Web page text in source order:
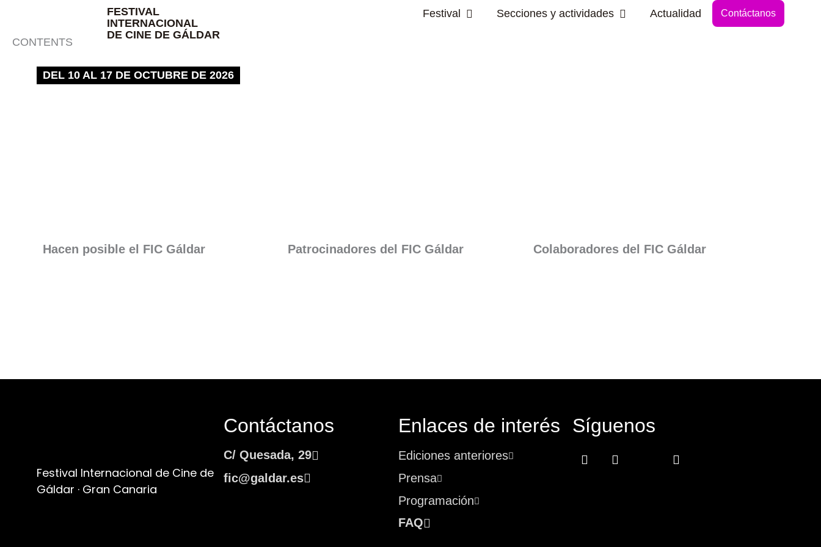
contenido
FESTIVAL
INTERNACIONAL
DE CINE DE GÁLDAR
DEL 10 AL 17 DE OCTUBRE DE 2026
Festival Abrir FestivalSecciones y actividades Abrir Secciones y actividades
Actualidad Contáctanos
CONTENTS
Hacen posible el FIC Gáldar Patrocinadores del FIC Gáldar​ Colaboradores del FIC Gáldar
Festival Internacional de Cine de
Gáldar · Gran Canaria
Contáctanos
C/ Quesada, 29
fic@galdar.es
Enlaces de interés
Ediciones anteriores
Prensa
Programación
FAQ
Síguenos
Facebook-
f
Instagram Youtube